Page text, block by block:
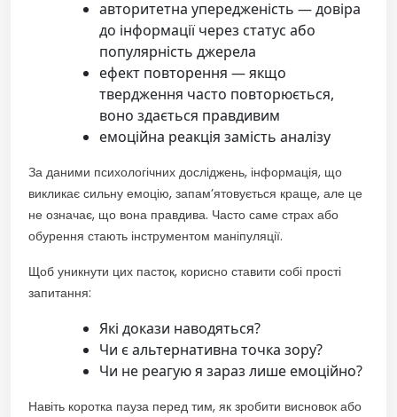
авторитетна упередженість — довіра
до інформації через статус або
популярність джерела
ефект повторення — якщо
твердження часто повторюється,
воно здається правдивим
емоційна реакція замість аналізу
За даними психологічних досліджень, інформація, що
викликає сильну емоцію, запам’ятовується краще, але це
не означає, що вона правдива. Часто саме страх або
обурення стають інструментом маніпуляції.
Щоб уникнути цих пасток, корисно ставити собі прості
запитання:
Які докази наводяться?
Чи є альтернативна точка зору?
Чи не реагую я зараз лише емоційно?
Навіть коротка пауза перед тим, як зробити висновок або